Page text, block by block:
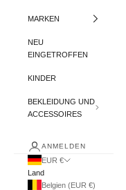
MARKEN
NEU
EINGETROFFEN
KINDER
BEKLEIDUNG UND
ACCESSOIRES
ANMELDEN
EUR €
Land
Belgien (EUR €)